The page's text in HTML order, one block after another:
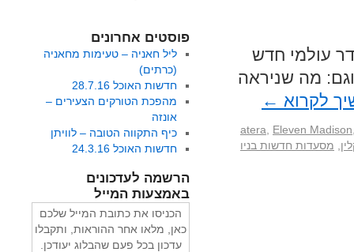
• סדר עולמי חדש
מה שניראה
לקרוא ←
atera Eleven Madison
מסעדות חדשות בניו
פוסטים אחרונים
ליל חאניה – טעימות מחאניה
(כרתים)
חדשות האוכל 28.7.16
מהפכת הטורקים הצעירים –
אונזה
כיף התקווה הטובה – לוויתן
חדשות האוכל 24.3.16
הרשמה לעדכונים
באמצעות המייל
הכניסו את כתובת המייל שלכם
כאן, מלאו אחר ההוראות, ותקבלו
עדכון בכל פעם שהבלוג יעודכן.